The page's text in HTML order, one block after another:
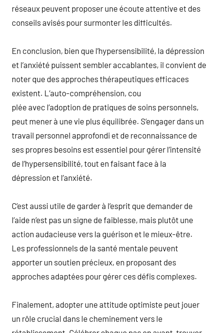
réseaux peuvent proposer une écoute attentive et des
conseils avisés pour surmonter les difficultés.
En conclusion, bien que l’hypersensibilité, la dépression
et l’anxiété puissent sembler accablantes, il convient de
noter que des approches thérapeutiques efficaces
existent. L’auto-compréhension, cou
plée avec l’adoption de pratiques de soins personnels,
peut mener à une vie plus équilibrée. S’engager dans un
travail personnel approfondi et de reconnaissance de
ses propres besoins est essentiel pour gérer l’intensité
de l’hypersensibilité, tout en faisant face à la
dépression et l’anxiété.
C’est aussi utile de garder à l’esprit que demander de
l’aide n’est pas un signe de faiblesse, mais plutôt une
action audacieuse vers la guérison et le mieux-être.
Les professionnels de la santé mentale peuvent
apporter un soutien précieux, en proposant des
approches adaptées pour gérer ces défis complexes.
Finalement, adopter une attitude optimiste peut jouer
un rôle crucial dans le cheminement vers le